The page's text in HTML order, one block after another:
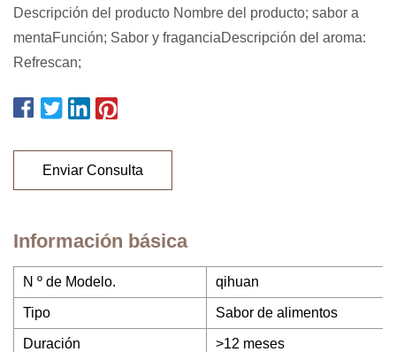
Descripción del producto Nombre del producto; sabor a
mentaFunción; Sabor y fraganciaDescripción del aroma:
Refrescan;
Enviar Consulta
Información básica
N º de Modelo. qihuan
Tipo Sabor de alimentos
Duración >12 meses